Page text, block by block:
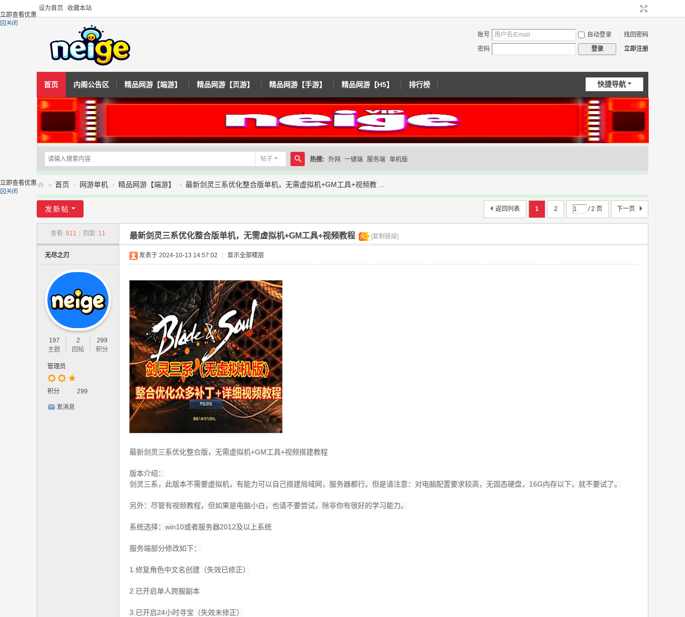
设为首页 收藏本站
账号 自动登录
找回密码
密码
登录 立即注册
快捷导航
首页 内阁公告区 精品网游【端游】 精品网游【页游】 精品网游【手游】 精品网游【H5】 排行榜
帖子
搜
索
热搜: 外网 一键端 服务端 单机版
内
网
» 首页 › 网游单机 › 精品网游【端游】 › 最新剑灵三系优化整合版单机，无需虚拟机+GM工具+视频教 ...
1 2 / 2 页 下一页
返回列表
发新帖
查看: 811 回复: 11 最新剑灵三系优化整合版单机，无需虚拟机+GM工具+视频教程 火 [复制链接]
无尽之刃
197
主题
2
回帖
299
积分
管理员
积分 299
发消息
发表于 2024-10-13 14:57:02 显示全部楼层
最新剑灵三系优化整合版，无需虚拟机+GM工具+视频搭建教程
版本介绍：
剑灵三系，此版本不需要虚拟机，有能力可以自己搭建局域网，服务器都行。但是请注意：对电脑配置要求较高，无固态硬盘，16G内存以下，就不要试了。
另外：尽管有视频教程，但如果是电脑小白，也请不要尝试，除非你有很好的学习能力。
系统选择：win10或者服务器2012及以上系统
服务端部分修改如下：
1.修复角色中文名创建（失效已修正）
2.已开启单人跨服副本
3.已开启24小时寻宝（失效未修正）
立即查看优惠
立即查看优惠